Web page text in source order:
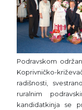
Podravskom
Koprivničko-
radišnosti,
ruralnim
kandidatkinja se